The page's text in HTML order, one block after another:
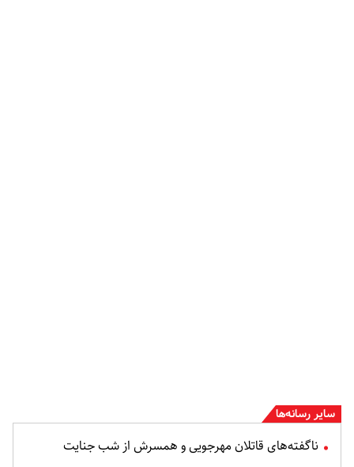
سایر رسانه‌ها
ناگفته‌های قاتلان مهرجویی و همسرش از شب جنایت